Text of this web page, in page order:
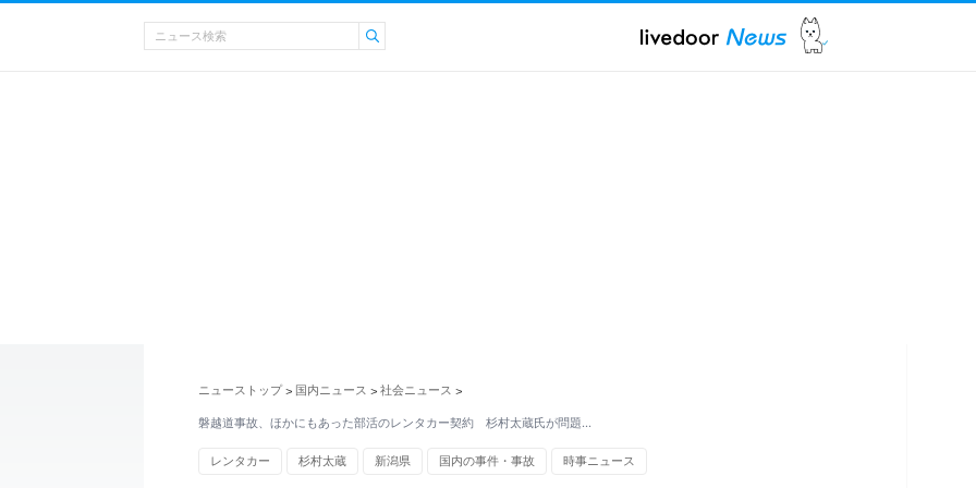
ニューストップ > 国内ニュース > 社会ニュース >
磐越道事故、ほかにもあった部活のレンタカー契約 杉村太蔵氏が問題…
レンタカー 杉村太蔵 新潟県 国内の事件・事故 時事ニュース